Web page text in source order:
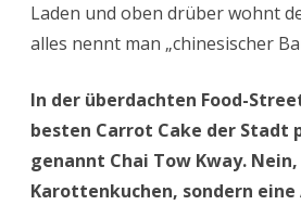
Laden und oben drüber wohnt
alles nennt man „chinesischer
In der überdachten Food-
besten Carrot Cake der Stadt
genannt Chai Tow Kway.
Karottenkuchen, sondern